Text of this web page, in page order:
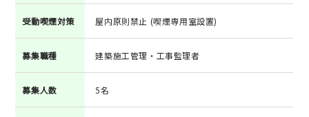
受動喫煙対策 屋内原則禁止 (喫煙専用室設置)
募集職種 建築施工管理・工事監理者
募集人数 5名